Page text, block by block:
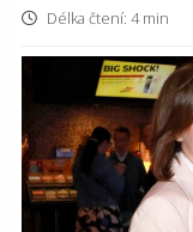
Délka čtení: 4 min